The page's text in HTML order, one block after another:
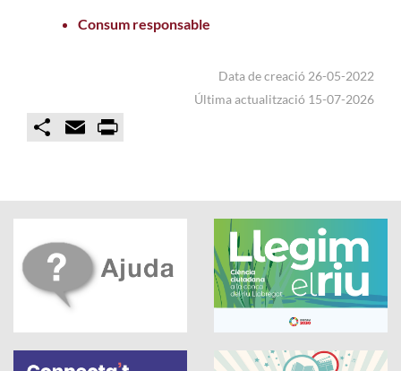
Consum responsable
Data de creació 26-05-2022
Última actualització 15-07-2026
C
t
i
m